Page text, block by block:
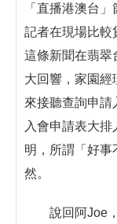
「直播港澳台
記者在現場比較
這條新聞在翡翠
大回響，家園經
來接聽查詢申請
入會申請表大
明，所謂「好事
然。
說回阿Joe，